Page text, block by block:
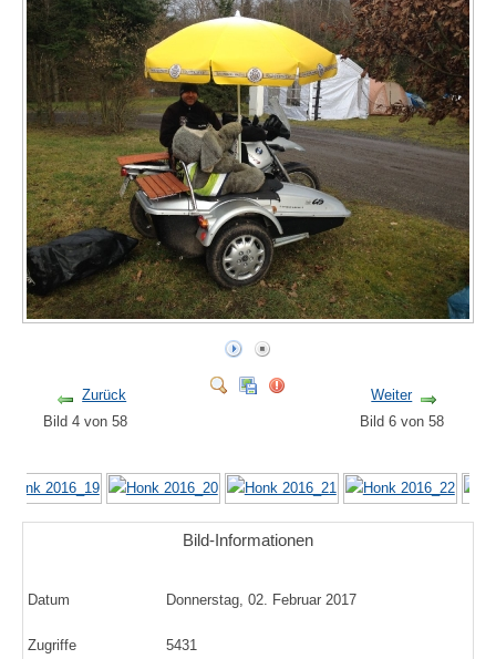
Zurück
Bild 4 von 58
Weiter
Bild 6 von 58
Bild-Informationen
Datum Donnerstag, 02. Februar 2017
Zugriffe 5431